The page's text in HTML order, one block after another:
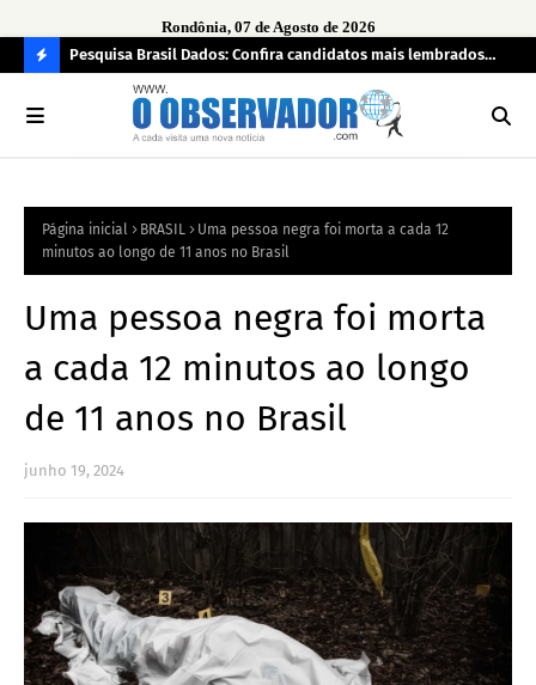
Rondônia, 07 de Agosto de 2026
O
R
Pesquisa Brasil Dados: Confira candidatos mais lembrados
pelo eleitorado de Rondônia para deputado estadual
Página inicial BRASIL
Uma pessoa negra foi morta a cada 12
minutos ao longo de 11 anos no Brasil
Uma pessoa negra foi morta
a cada 12 minutos ao longo
de 11 anos no Brasil
junho 19, 2024